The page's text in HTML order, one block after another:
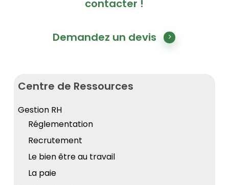
contacter !
Demandez un devis
Centre de Ressources
Gestion RH
Réglementation
Recrutement
Le bien être au travail
La paie